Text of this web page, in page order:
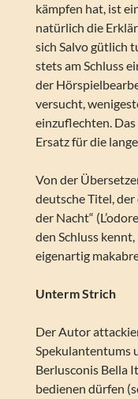
kämpfen hat, ist
natürlich die
sich Salvo gütlich
stets am Schluss
der
versucht,
einzuflechten.
Ersatz für die
Von der
deutsche Titel,
der Nacht“
den Schluss
eigenartig
Unterm Strich
Der Autor
Spekulantentums
Berlusconis Bella
bedienen dürfen